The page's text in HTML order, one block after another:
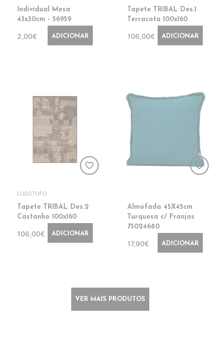
Individual Mesa
43x30cm - 56959
2,00€ ADICIONAR
Tapete TRIBAL Des.1
Terracota 100x160
106,00€ ADICIONAR
favorite_border
LUSOTUFO
Tapete TRIBAL Des.2
Castanho 100x160
106,00€ ADICIONAR
favorite_border
Almofada 45X45cm
Turquesa c/ Franjas
75024680
17,90€ ADICIONAR
VER MAIS PRODUTOS